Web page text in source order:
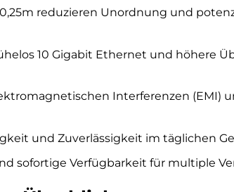
reduzieren Unordnung und
10 Gigabit Ethernet und höhere
Interferenzen (EMI)
und Zuverlässigkeit im täglichen
sofortige Verfügbarkeit für multiple